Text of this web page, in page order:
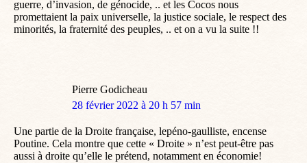
guerre, d’invasion, de génocide, .. et les Cocos nous
promettaient la paix universelle, la justice sociale, le respect des
minorités, la fraternité des peuples, .. et on a vu la suite !!
Pierre Godicheau
dit
28 février 2022 à 20 h 57 min
Une partie de la Droite française, lepéno-gaulliste, encense
Poutine. Cela montre que cette « Droite » n’est peut-être pas
aussi à droite qu’elle le prétend, notamment en économie!